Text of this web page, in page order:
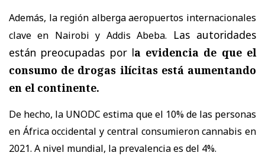
Además, la región alberga aeropuertos internacionales
clave en Nairobi y Addis Abeba.
Las autoridades
están preocupadas por la evidencia de que el
consumo de drogas ilícitas está aumentando
en el continente.
De hecho, la UNODC estima que el 10% de las personas
en África occidental y central consumieron cannabis en
2021. A nivel mundial, la prevalencia es del 4%.